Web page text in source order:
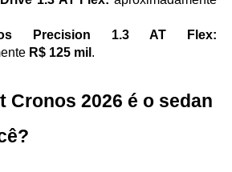
Precision 1.3 AT Flex:
R$ 125 mil .
Cronos 2026 é o sedan